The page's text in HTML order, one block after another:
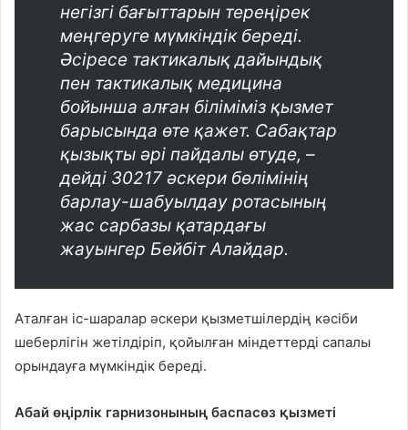
негізгі бағыттарын тереңірек
меңгеруге мүмкіндік береді.
Әсіресе тактикалық дайындық
пен тактикалық медицина
бойынша алған біліміміз қызмет
барысында өте қажет. Сабақтар
қызықты әрі пайдалы өтуде, –
дейді 30217 әскери бөлімінің
барлау-шабуылдау ротасының
жас сарбазы қатардағы
жауынгер Бейбіт Алайдар.
Аталған іс-шаралар әскери қызметшілердің кәсіби
шеберлігін жетілдіріп, қойылған міндеттерді сапалы
орындауға мүмкіндік береді.
Абай өңірлік гарнизонының баспасөз қызметі